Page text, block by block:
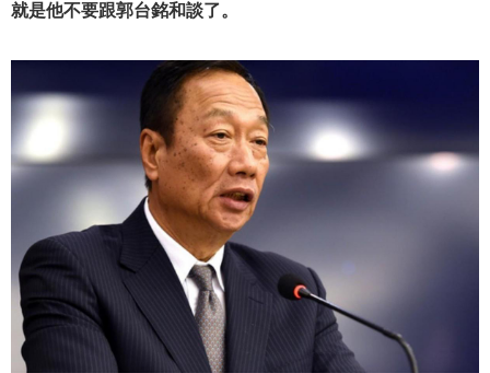
就是他不要跟郭台銘和談了。